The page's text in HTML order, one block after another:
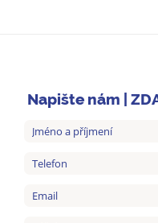
Napište nám |